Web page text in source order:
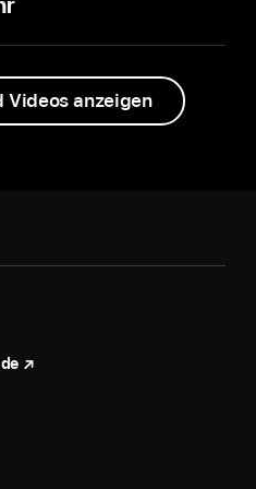
Videos anzeigen